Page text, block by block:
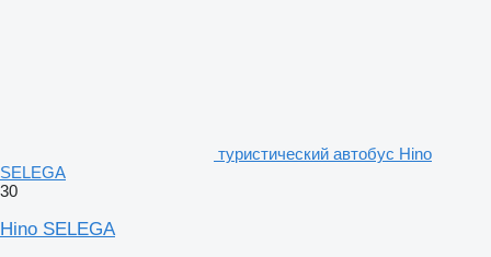
туристический автобус Hino
SELEGA
30
Hino SELEGA